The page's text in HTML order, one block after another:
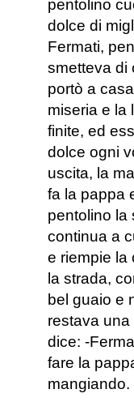
pentolino
dolce di
Fermati,
smetteva di
portò a
miseria e la
finite, ed
dolce ogni
uscita, la
fa la pappa
pentolino la
continua a
e riempie la
la strada,
bel guaio e
restava
dice: -
fare la
mangiando.